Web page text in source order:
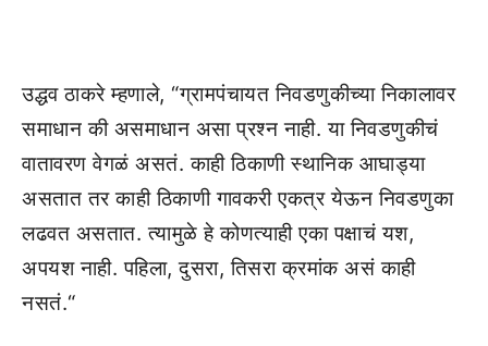
उद्धव ठाकरे म्हणाले, “ग्रामपंचायत निवडणुकीच्या निकालावर
समाधान की असमाधान असा प्रश्न नाही. या निवडणुकीचं
वातावरण वेगळं असतं. काही ठिकाणी स्थानिक आघाड्या
असतात तर काही ठिकाणी गावकरी एकत्र येऊन निवडणुका
लढवत असतात. त्यामुळे हे कोणत्याही एका पक्षाचं यश,
अपयश नाही. पहिला, दुसरा, तिसरा क्रमांक असं काही
नसतं.“